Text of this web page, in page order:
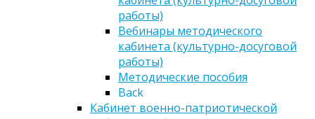
работы)
Вебинары методического
кабинета (культурно-досуговой
работы)
Методические пособия
Back
Кабинет военно-патриотической